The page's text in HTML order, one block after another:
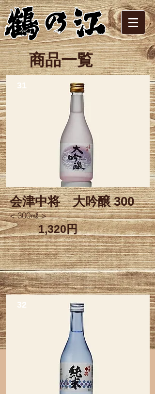
​商品一覧
31
会津中将​大吟醸 300
< 300㎖ >
1,320円
32